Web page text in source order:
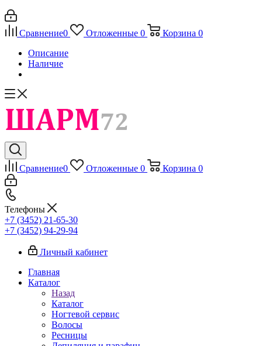
Сравнение0 Отложенные 0 Корзина 0
Описание
Наличие
Сравнение0 Отложенные 0 Корзина 0
Телефоны
+7 (3452) 21-65-30
+7 (3452) 94-29-94
Личный кабинет
Главная
Каталог
Назад
Каталог
Ногтевой сервис
Волосы
Ресницы